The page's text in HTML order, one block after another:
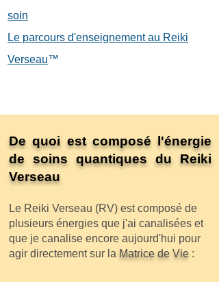
soin
Le parcours d'enseignement au Reiki
Verseau™
De quoi est composé l'énergie
de soins quantiques du Reiki
Verseau
Le Reiki Verseau (RV) est composé de
plusieurs énergies que j'ai canalisées et
que je canalise encore aujourd'hui pour
agir directement sur la Matrice de Vie :